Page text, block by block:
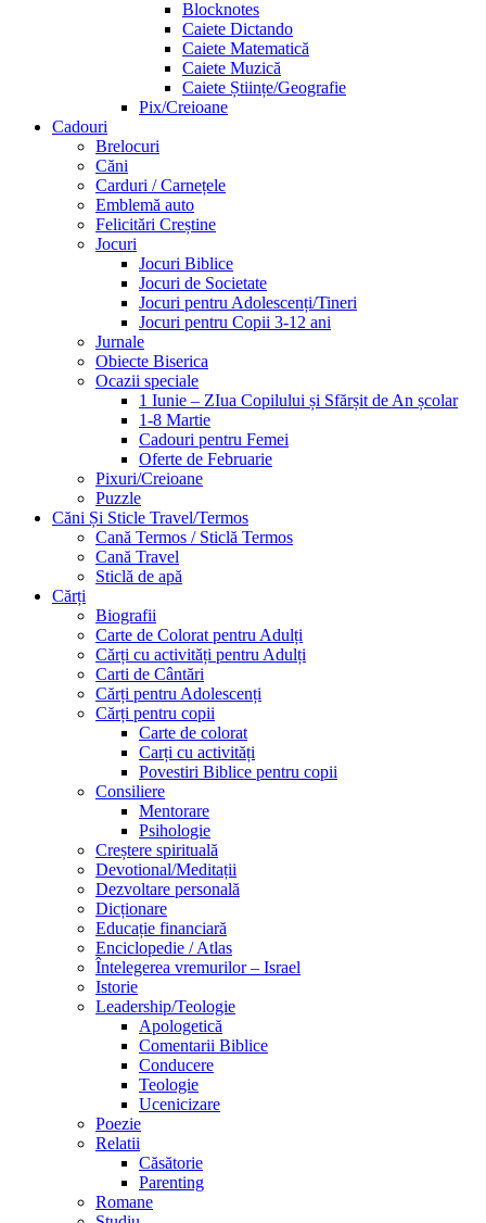
Blocknotes
Caiete Dictando
Caiete Matematică
Caiete Muzică
Caiete Științe/Geografie
Pix/Creioane
Cadouri
Brelocuri
Căni
Carduri / Carnețele
Emblemă auto
Felicitări Creștine
Jocuri
Jocuri Biblice
Jocuri de Societate
Jocuri pentru Adolescenți/Tineri
Jocuri pentru Copii 3-12 ani
Jurnale
Obiecte Biserica
Ocazii speciale
1 Iunie – ZIua Copilului și Sfărșit de An școlar
1-8 Martie
Cadouri pentru Femei
Oferte de Februarie
Pixuri/Creioane
Puzzle
Căni Și Sticle Travel/Termos
Cană Termos / Sticlă Termos
Cană Travel
Sticlă de apă
Cărți
Biografii
Carte de Colorat pentru Adulți
Cărți cu activități pentru Adulți
Carti de Cântări
Cărți pentru Adolescenți
Cărți pentru copii
Carte de colorat
Carți cu activități
Povestiri Biblice pentru copii
Consiliere
Mentorare
Psihologie
Creștere spirituală
Devotional/Meditații
Dezvoltare personală
Dicționare
Educație financiară
Enciclopedie / Atlas
Întelegerea vremurilor – Israel
Istorie
Leadership/Teologie
Apologetică
Comentarii Biblice
Conducere
Teologie
Ucenicizare
Poezie
Relatii
Căsătorie
Parenting
Romane